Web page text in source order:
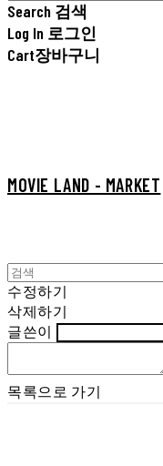
Search 검색
Log In 로그인
Cart장바구니
MOVIE LAND - MARKET
수정하기
삭제하기
글쓴이
목록으로 가기